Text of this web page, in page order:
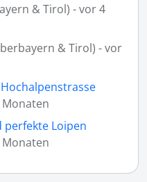
& Tirol) - vor 4
& Tirol) - vor
perfekte Loipen